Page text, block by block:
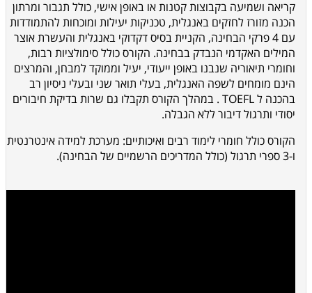
קריאה ושמיעה בקבוצות קטנות או באופן אישי, כולל תגבור ומרתון
הכנה מזורז לחזקים באנגלית, טכניקות יעילות ומוכחות להתמודדות
עם 4 פרקי הבחינה, הקניית בסיס דקדוקי באנגלית והעשרת אוצר
המילים האקדמי הנבדק בבחינה. הקורס כולל סימולציות רבות,
וחומרי תיאוריה שנבנו באופן ייעודי, יעיל וממוקד למבחן, והמרצים
הינם מומחים לשפה האנגלית, בעלי תואר שני ובעלי ניסיון רב
בהכנה לTOEFL . במהלך הקורס תקבלו גם שרות בדיקת חיבורים
יסודי ותרגול דיבור ללא הגבלה.
הקורס כולל חומרי לימוד רבים ואיכותיים: מערכת למידה אינטרנטית
ו-3 ספרי תרגול (כולל המדריכים הרשמיים של הבחינה).